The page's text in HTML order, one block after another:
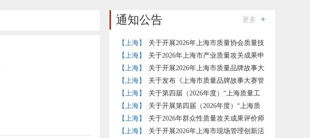
通知公告 更多
【上海】
关于开展2026年上海市质量协会质量技
术奖提名工作的通知
【上海】
关于2026年上海市产业质量攻关成果申
报推荐工作的通知
【上海】
关于开展2026年上海市质量品牌故事大
赛的通知
【上海】
关于发布《上海市质量品牌故事大赛管
理办法》（试行）的通知
【上海】
关于第四届（2026年度）“上海质量工
匠”培育工作的补充通知
【上海】
关于开展第四届（2026年度）“上海质
量工匠”培育认定工作的通知
【上海】
关于2026年群众性质量攻关成果评价师
评价结果的公示
【上海】
关于开展2026年上海市现场管理创新活